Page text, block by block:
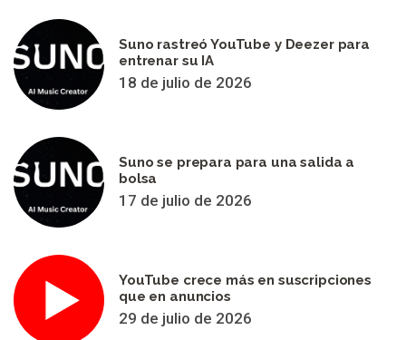
Suno rastreó YouTube y Deezer para
entrenar su IA
18 de julio de 2026
Suno se prepara para una salida a
bolsa
17 de julio de 2026
YouTube crece más en suscripciones
que en anuncios
29 de julio de 2026